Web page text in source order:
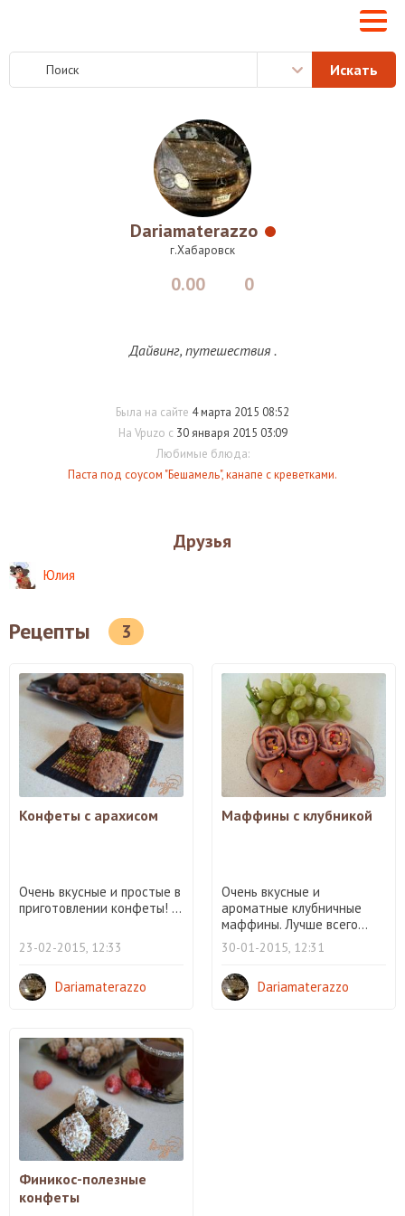
Dariamaterazzo
г.Хабаровск
0.00 0
Дайвинг, путешествия .
Была на сайте 4 марта 2015 08:52
На Vpuzo с 30 января 2015 03:09
Любимые блюда:
Паста под соусом "Бешамель", канапе с креветками.
Друзья
Юлия
Рецепты 3
Конфеты с арахисом
Очень вкусные и простые в
приготовлении конфеты! ...
23-02-2015, 12:33
Dariamaterazzo
Маффины с клубникой
Очень вкусные и
ароматные клубничные
маффины. Лучше всего...
30-01-2015, 12:31
Dariamaterazzo
Финикос-полезные
конфеты